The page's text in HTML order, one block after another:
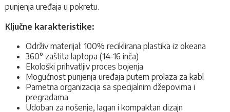
punjenja uređaja u pokretu.
Ključne karakteristike:
Održiv materijal: 100% reciklirana plastika iz okeana
360° zaštita laptopa (14-16 inča)
Ekološki prihvatljiv proces bojenja
Mogućnost punjenja uređaja putem prolaza za kabl
Pametna organizacija sa specijalnim džepovima i
pregradama
Udoban za nošenje, lagan i kompaktan dizajn